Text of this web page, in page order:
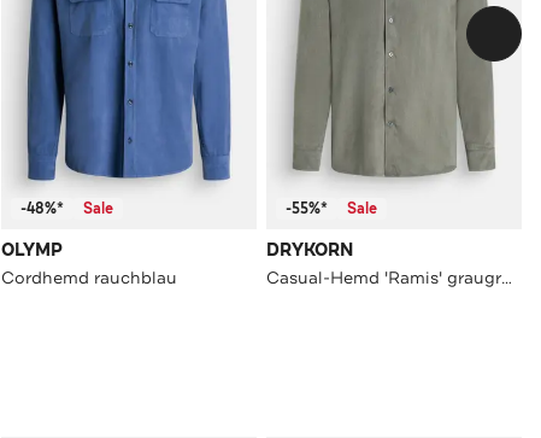
-48%* Sale
OLYMP
Cordhemd rauchblau
-55%* Sale
DRYKORN
Casual-Hemd 'Ramis' graugrün